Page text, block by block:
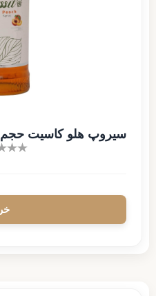
سیروپ هلو کاسیت حجم ۱۰۰۰ میل